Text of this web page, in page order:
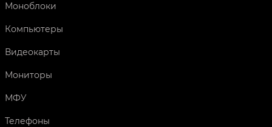
Моноблоки
Компьютеры
Видеокарты
Мониторы
МФУ
Телефоны